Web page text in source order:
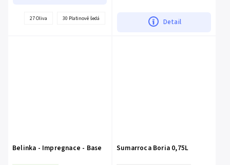
27 Oliva 30 Platinově šedá 29 Kamenná šedá 28 Staré dřevo
Detail
Belinka - Impregnace - Base Sumarroca Boria 0,75L